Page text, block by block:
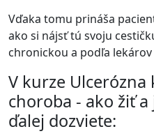
Vďaka tomu prináša
ako si nájsť tú svoju
chronickou a podľa
V kurze
choroba - ako žiť
ďalej dozviete: